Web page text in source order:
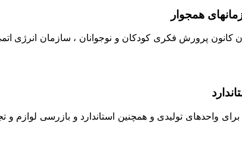
همجوار
پرورش فکری کودکان و نوجوانان ، سازمان انرژی
واحدهای تولیدی و همچنین استاندارد و بازرسی لوازم و